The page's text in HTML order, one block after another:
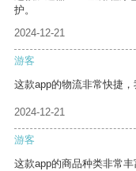
护。
2024-12-21
游客
这款app的物流非常快捷，
2024-12-21
游客
这款app的商品种类非常丰